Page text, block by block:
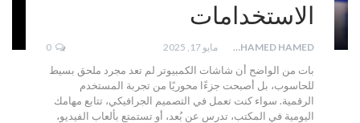
الاستخدامات
MOHAMED HAMED مايو 17, 2025 0
بات من الواضح أن شاشات الكمبيوتر لم تعد مجرد ملحق بسيط
للحاسوب، بل أصبحت جزءًا محوريًا من تجربة المستخدم
الرقمية. سواء كنت تعمل في التصميم الجرافيكي، تتابع مهامك
اليومية في المكتب، تدرس عن بُعد، أو تستمتع بألعاب الفيديو،